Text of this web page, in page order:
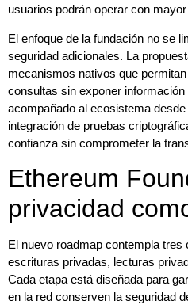
usuarios podrán operar con
El enfoque de la fundación no se
seguridad adicionales. La
mecanismos nativos que
consultas sin exponer
acompañado al ecosistema
integración de pruebas
confianza sin comprometer la
Ethereum
privacidad
El nuevo roadmap contempla tres
escrituras privadas, lecturas
Cada etapa está diseñada para
en la red conserven la seguridad